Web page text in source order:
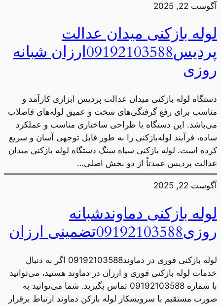
آگوست 22, 2025
لوله بازکنی میدان عدالت
پردیس09192103588ارزان شبانه
روزی
دستگاه لوله بازکنی میدان عدالت پردیس ابزاری کارآمد و
مناسب برای رفع گرفتگی‌های سخت و عمیق لوله‌های فاضلاب
می‌باشد. این دستگاه با طراحی ساختاری مناسب و عملکرد
ساده، فرآیند لوله‌بازکنی را به طور قابل توجهی آسان و سریع
کرده است. لوله بازکنی سیاه سنگ دستگاه لوله بازکنی میدان
عدالت پردیس عمدتاً از دو بخش اصلی…
آگوست 22, 2025
لوله بازکنی دماوندشبانه
روزی09192103588تضمینی ارزان
لوله بازکنی فوری در دماوند09192103588 اگر به دنبال
خدمات لوله بازکنی فوری و ارزان در دماوند هستید، می‌توانید
با شماره 09192103588 تماس بگیرید. شما می‌توانید به
صورت مستقیم با سرویسکار لوله بازکن دماوند ارتباط برقرار